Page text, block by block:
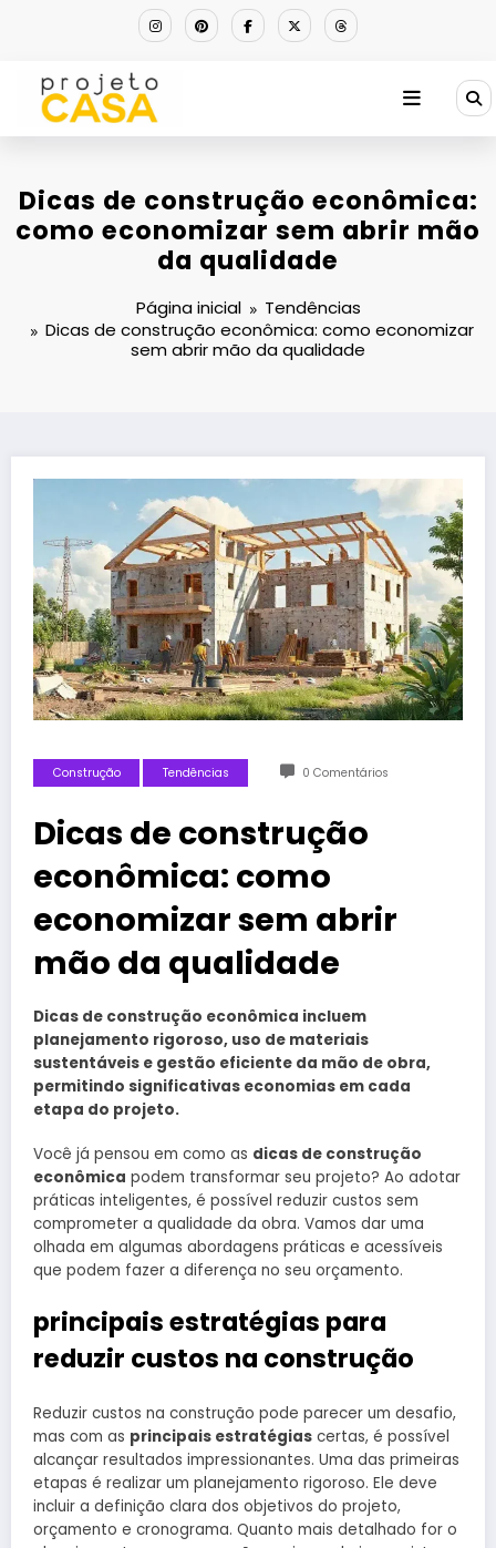
Dicas de construção econômica:
como economizar sem abrir mão
da qualidade
Página inicial
Tendências
Dicas de construção econômica: como economizar
sem abrir mão da qualidade
Construção Tendências 0 Comentários
Dicas de construção
econômica: como
economizar sem abrir
mão da qualidade
Dicas de construção econômica incluem
planejamento rigoroso, uso de materiais
sustentáveis e gestão eficiente da mão de obra,
permitindo significativas economias em cada
etapa do projeto.
Você já pensou em como as dicas de construção
econômica podem transformar seu projeto? Ao adotar
práticas inteligentes, é possível reduzir custos sem
comprometer a qualidade da obra. Vamos dar uma
olhada em algumas abordagens práticas e acessíveis
que podem fazer a diferença no seu orçamento.
principais estratégias para
reduzir custos na construção
Reduzir custos na construção pode parecer um desafio,
mas com as principais estratégias certas, é possível
alcançar resultados impressionantes. Uma das primeiras
etapas é realizar um planejamento rigoroso. Ele deve
incluir a definição clara dos objetivos do projeto,
orçamento e cronograma. Quanto mais detalhado for o